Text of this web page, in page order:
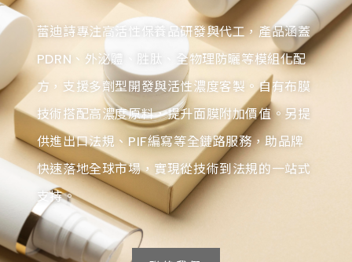
蕾迪詩專注高活性保養品研發與代工，產品涵蓋
PDRN、外泌體、胜肽、全物理防曬等模組化配
方，支援多劑型開發與活性濃度客製。自有布膜
技術搭配高濃度原料，提升面膜附加價值。另提
供進出口法規、PIF編寫等全鏈路服務，助品牌
快速落地全球市場，實現從技術到法規的一站式
支持。